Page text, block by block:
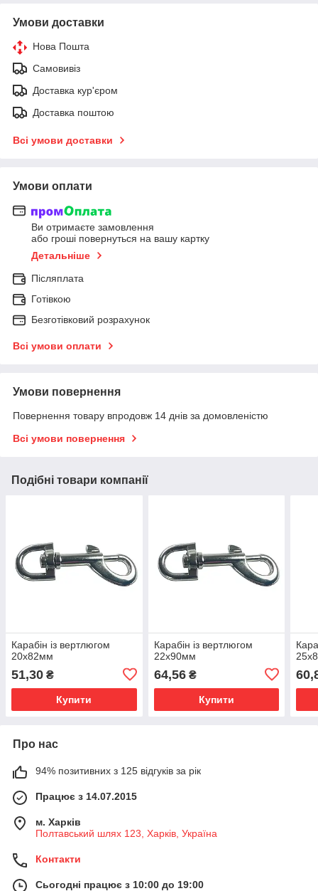
Умови доставки
Нова Пошта
Самовивіз
Доставка кур'єром
Доставка поштою
Всі умови доставки
Умови оплати
Ви отримаєте замовлення
або гроші повернуться на вашу картку
Детальніше
Післяплата
Готівкою
Безготівковий розрахунок
Всі умови оплати
Умови повернення
Повернення товару впродовж 14 днів за домовленістю
Всі умови повернення
Подібні товари компанії
Карабін із вертлюгом
20х82мм
51,30 ₴
Купити
Карабін із вертлюгом
22х90мм
64,56₴
Купити
Про нас
94% позитивних з 125 відгуків за рік
Працює з 14.07.2015
м. Харків
Полтавський шлях 123, Харків, Україна
Контакти
Сьогодні працює з 10:00 до 19:00